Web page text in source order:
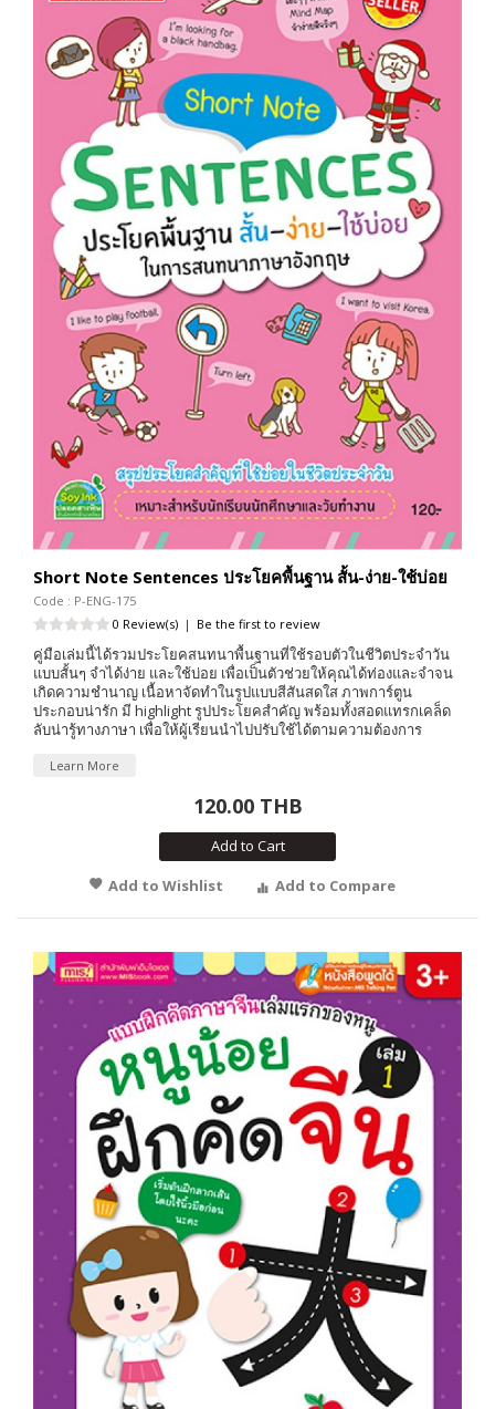
Short Note Sentences ประโยคพื้นฐาน สั้น-ง่าย-ใช้บ่อย
Code : P-ENG-175
0 Review(s) | Be the first to review
คู่มือเล่มนี้ได้รวมประโยคสนทนาพื้นฐานที่ใช้รอบตัวในชีวิตประจำวัน
แบบสั้นๆ จำได้ง่าย และใช้บ่อย เพื่อเป็นตัวช่วยให้คุณได้ท่องและจำจน
เกิดความชำนาญ เนื้อหาจัดทำในรูปแบบสีสันสดใส ภาพการ์ตูน
ประกอบน่ารัก มี highlight รูปประโยคสำคัญ พร้อมทั้งสอดแทรกเคล็ด
ลับน่ารู้ทางภาษา เพื่อให้ผู้เรียนนำไปปรับใช้ได้ตามความต้องการ
Learn More
120.00 THB
Add to Cart
Add to Wishlist
Add to Compare